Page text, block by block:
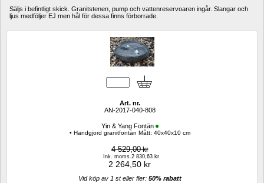
Säljs i befintligt skick. Granitstenen, pump och vattenreservoaren ingår. Slangar och
ljus medföljer EJ men hål för dessa finns förborrade.
Art. nr.
AN-2017-040-808
Yin & Yang Fontän
• Handgjord granitfontän Mått: 40x40x10 cm
4 529,00kr
Ink. moms.2 830,63 kr
2 264,50 kr
Vid köp av 1 st eller fler: 50% rabatt